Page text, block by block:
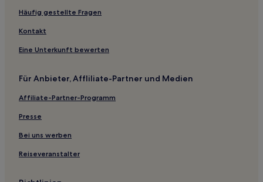
Luxus in Kottayam
Strand in Ambalapuzha
Strand nahe Marari Beach
Luxus nahe Marari Beach
Günstige nahe Marari Beach
Hotels mit Parkplatz in Kollam
Luxus nahe Fort-Kochi-Strand
Familien in Maradu
Häufig gestellte Fragen
Kontakt
Eine Unterkunft bewerten
Für Anbieter, Affliliate-Partner und Medien
Affiliate-Partner-Programm
Presse
Bei uns werben
Reiseveranstalter